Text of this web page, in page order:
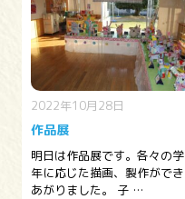
2022年10月28日
作品展
明日は作品展です。各々の学
年に応じた描画、製作ができ
あがりました。 子 …